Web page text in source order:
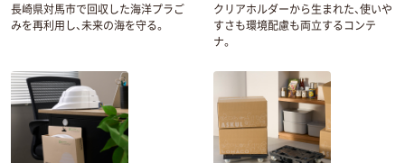
長崎県対馬市で回収した海洋プラご
みを再利用し、未来の海を守る。
クリアホルダーから生まれた、使いや
すさも環境配慮も両立するコンテ
ナ。